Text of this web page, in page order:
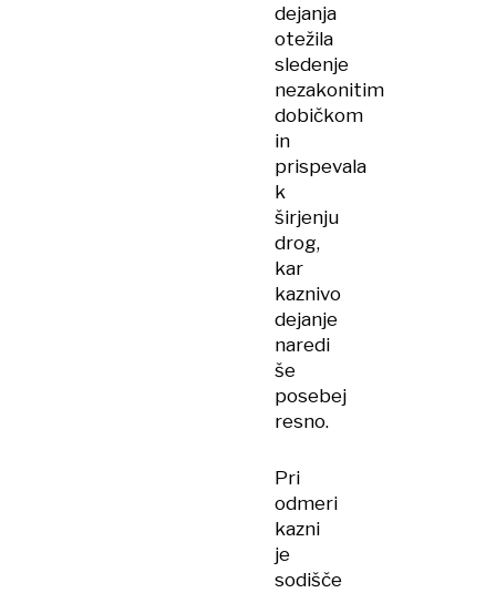
dejanja
otežila
sledenje
nezakonitim
dobičkom
in
prispevala
k
širjenju
drog,
kar
kaznivo
dejanje
naredi
še
posebej
resno.
Pri
odmeri
kazni
je
sodišče